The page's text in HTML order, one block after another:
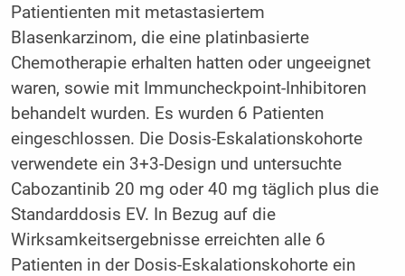
Patientienten mit metastasiertem
Blasenkarzinom, die eine platinbasierte
Chemotherapie erhalten hatten oder ungeeignet
waren, sowie mit Immuncheckpoint-Inhibitoren
behandelt wurden. Es wurden 6 Patienten
eingeschlossen. Die Dosis-Eskalationskohorte
verwendete ein 3+3-Design und untersuchte
Cabozantinib 20 mg oder 40 mg täglich plus die
Standarddosis EV. In Bezug auf die
Wirksamkeitsergebnisse erreichten alle 6
Patienten in der Dosis-Eskalationskohorte ein